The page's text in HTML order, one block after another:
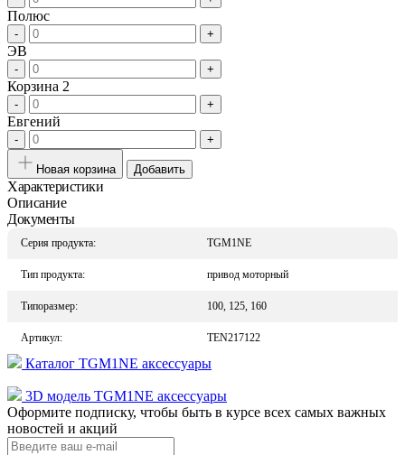
Полюс
- +
ЭВ
- +
Корзина 2
- +
Евгений
- +
Новая корзина Добавить
Характеристики
Описание
Документы
Серия продукта: TGM1NE
Тип продукта: привод моторный
Типоразмер: 100, 125, 160
Артикул: TEN217122
Каталог TGM1NE аксессуары
3D модель TGM1NE аксессуары
Оформите подписку, чтобы быть в курсе всех самых важных
новостей и акций